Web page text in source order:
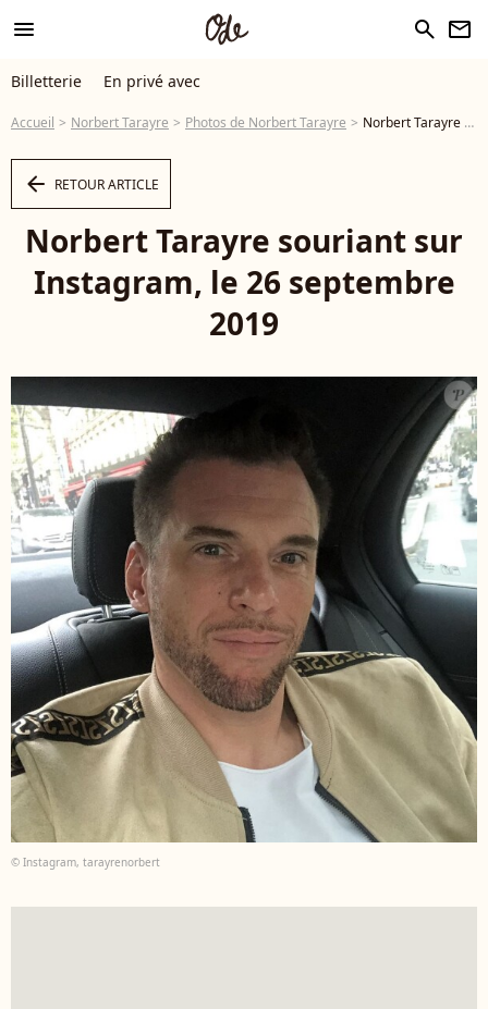
menu search newsletter
Billetterie En privé avec
Accueil Norbert Tarayre Photos de Norbert Tarayre Norbert Tarayre souriant sur Instagram, le 26 septembre 2019 - Photo
arrow_left RETOUR ARTICLE
Norbert Tarayre souriant sur
Instagram, le 26 septembre
2019
© Instagram, tarayrenorbert